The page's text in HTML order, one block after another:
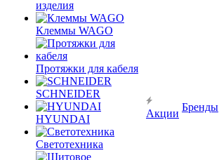
изделия
Клеммы WAGO
Протяжки для кабеля
SCHNEIDER
HYUNDAI
Светотехника
Акции
Бренды